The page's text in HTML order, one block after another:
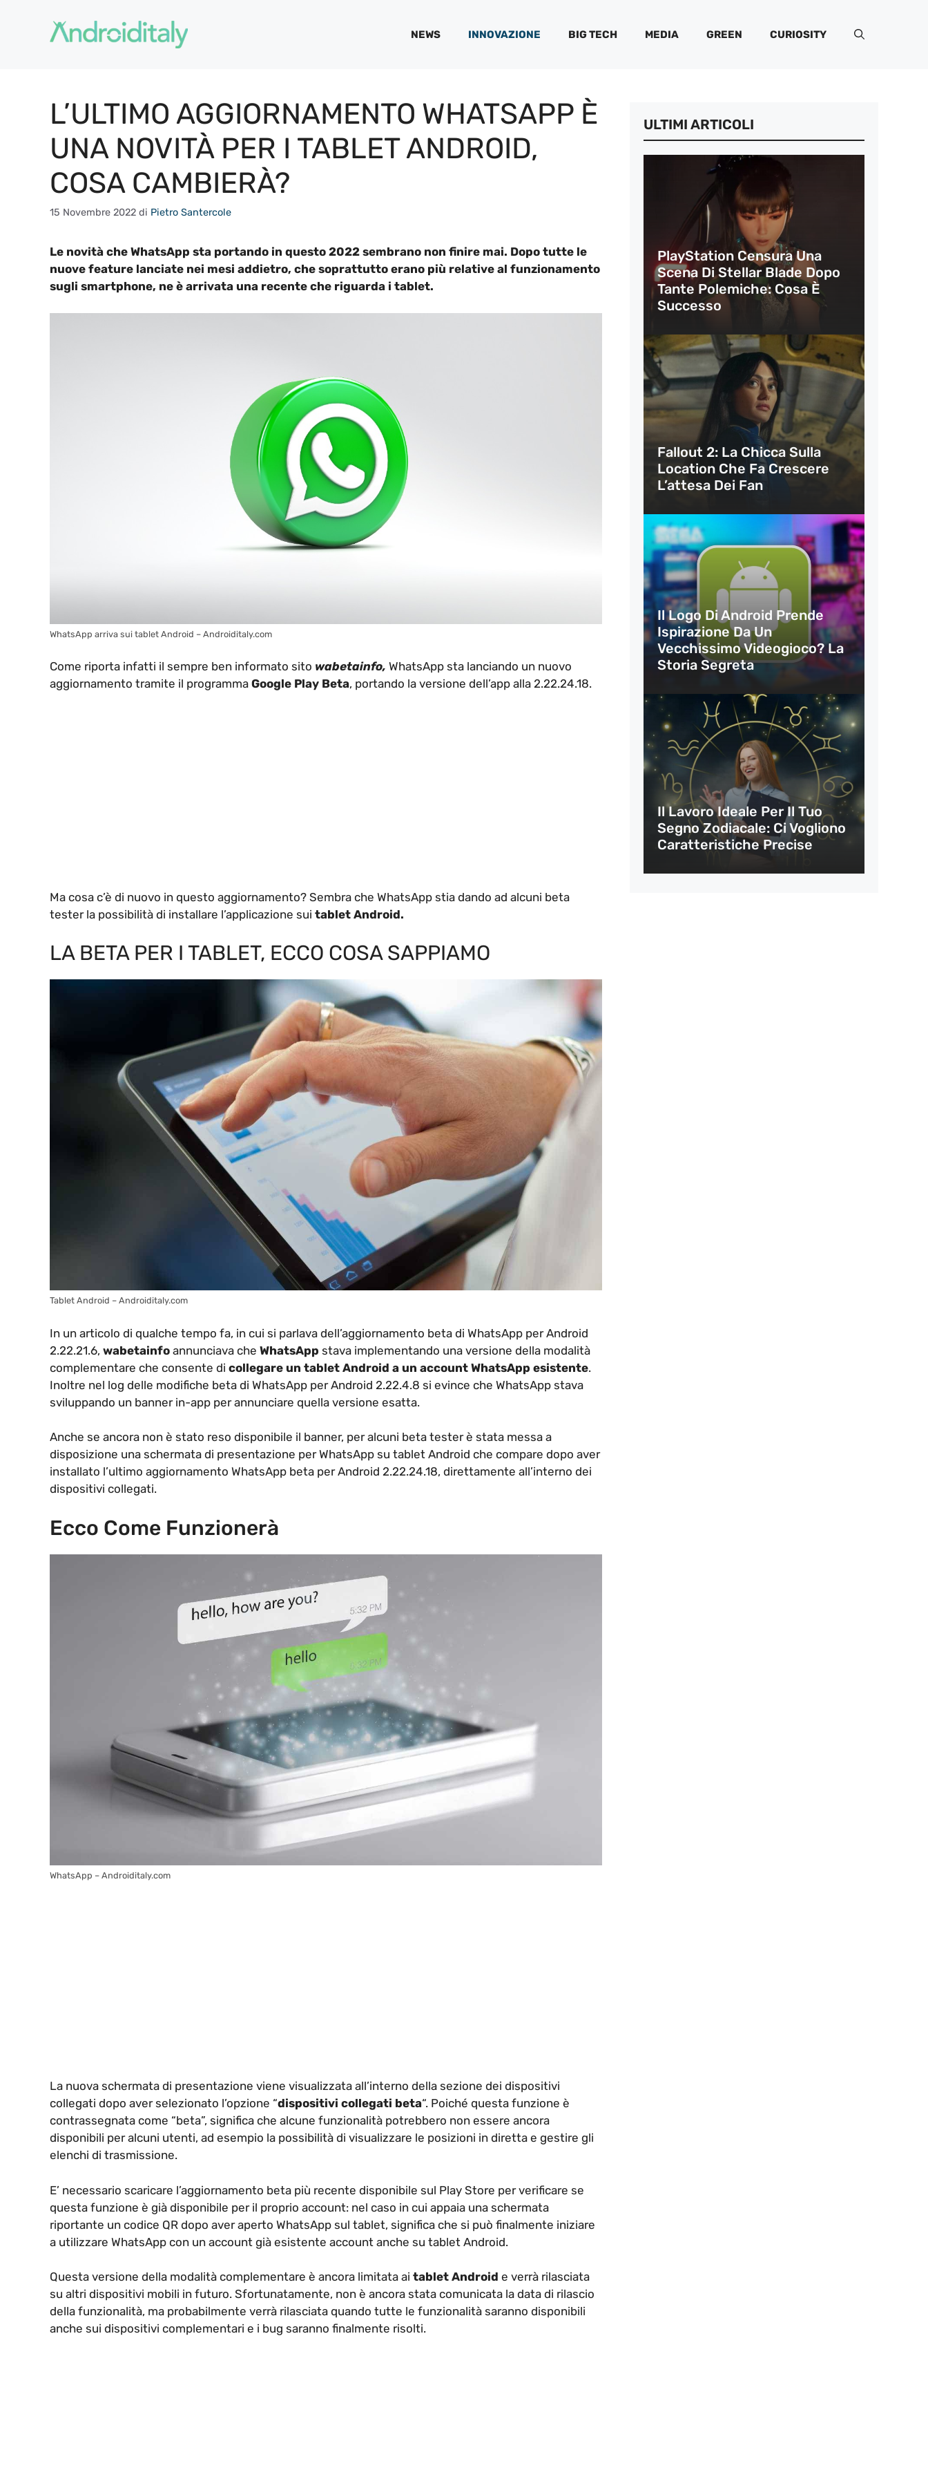
contenuto
NEWS INNOVAZIONE BIG TECH MEDIA GREEN CURIOSITY
L’ULTIMO AGGIORNAMENTO WHATSAPP È
UNA NOVITÀ PER I TABLET ANDROID,
COSA CAMBIERÀ?
15 Novembre 2022 di Pietro Santercole
Le novità che WhatsApp sta portando in questo 2022 sembrano non finire mai. Dopo tutte le
nuove feature lanciate nei mesi addietro, che soprattutto erano più relative al funzionamento
sugli smartphone, ne è arrivata una recente che riguarda i tablet.
WhatsApp arriva sui tablet Android – Androiditaly.com
Come riporta infatti il sempre ben informato sito wabetainfo, WhatsApp sta lanciando un nuovo
aggiornamento tramite il programma Google Play Beta, portando la versione dell’app alla 2.22.24.18.
Ma cosa c’è di nuovo in questo aggiornamento? Sembra che WhatsApp stia dando ad alcuni beta
tester la possibilità di installare l’applicazione sui tablet Android.
LA BETA PER I TABLET, ECCO COSA SAPPIAMO
Tablet Android – Androiditaly.com
In un articolo di qualche tempo fa, in cui si parlava dell’aggiornamento beta di WhatsApp per Android
2.22.21.6, wabetainfo annunciava che WhatsApp stava implementando una versione della modalità
complementare che consente di collegare un tablet Android a un account WhatsApp esistente.
Inoltre nel log delle modifiche beta di WhatsApp per Android 2.22.4.8 si evince che WhatsApp stava
sviluppando un banner in-app per annunciare quella versione esatta.
Anche se ancora non è stato reso disponibile il banner, per alcuni beta tester è stata messa a
disposizione una schermata di presentazione per WhatsApp su tablet Android che compare dopo aver
installato l’ultimo aggiornamento WhatsApp beta per Android 2.22.24.18, direttamente all’interno dei
dispositivi collegati.
Ecco Come Funzionerà
WhatsApp – Androiditaly.com
La nuova schermata di presentazione viene visualizzata all’interno della sezione dei dispositivi
collegati dopo aver selezionato l’opzione “dispositivi collegati beta“. Poiché questa funzione è
contrassegnata come “beta”, significa che alcune funzionalità potrebbero non essere ancora
disponibili per alcuni utenti, ad esempio la possibilità di visualizzare le posizioni in diretta e gestire gli
elenchi di trasmissione.
E’ necessario scaricare l’aggiornamento beta più recente disponibile sul Play Store per verificare se
questa funzione è già disponibile per il proprio account: nel caso in cui appaia una schermata
riportante un codice QR dopo aver aperto WhatsApp sul tablet, significa che si può finalmente iniziare
a utilizzare WhatsApp con un account già esistente account anche su tablet Android.
Questa versione della modalità complementare è ancora limitata ai tablet Android e verrà rilasciata
su altri dispositivi mobili in futuro. Sfortunatamente, non è ancora stata comunicata la data di rilascio
della funzionalità, ma probabilmente verrà rilasciata quando tutte le funzionalità saranno disponibili
anche sui dispositivi complementari e i bug saranno finalmente risolti.
ULTIMI ARTICOLI
PlayStation Censura Una
Scena Di Stellar Blade Dopo
Tante Polemiche: Cosa È
Successo
Fallout 2: La Chicca Sulla
Location Che Fa Crescere
L’attesa Dei Fan
Il Logo Di Android Prende
Ispirazione Da Un
Vecchissimo Videogioco? La
Storia Segreta
Il Lavoro Ideale Per Il Tuo
Segno Zodiacale: Ci Vogliono
Caratteristiche Precise